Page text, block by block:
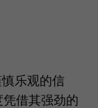
乐观的信
借其强劲的